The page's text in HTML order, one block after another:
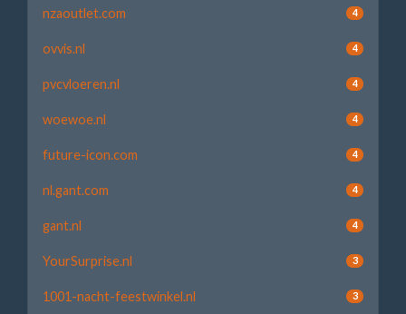
nzaoutlet.com 4
ovvis.nl 4
pvcvloeren.nl 4
woewoe.nl 4
future-icon.com 4
nl.gant.com 4
gant.nl 4
YourSurprise.nl 3
1001-nacht-feestwinkel.nl 3